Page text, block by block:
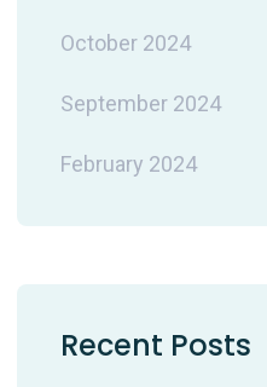
October 2024
September 2024
February 2024
Recent Posts